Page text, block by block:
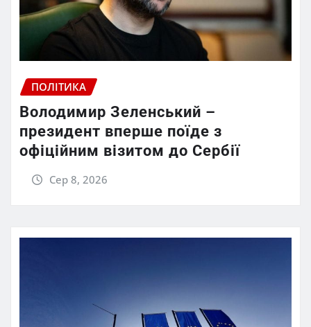
ПОЛІТИКА
Володимир Зеленський –
президент вперше поїде з
офіційним візитом до Сербії
Сер 8, 2026